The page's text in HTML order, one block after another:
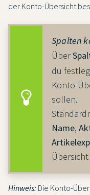
der Konto-Übersicht
Spalten
Über
du
Konto-
sollen.
Name,
Hinweis: Die Konto-